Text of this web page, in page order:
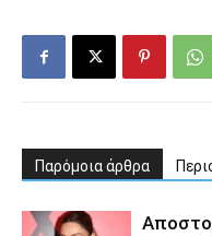
Παρόμοια άρθρα